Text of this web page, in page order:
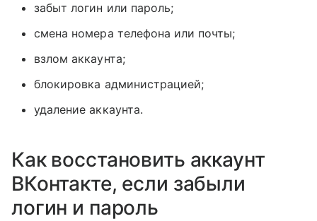
забыт логин или пароль;
смена номера телефона или почты;
взлом аккаунта;
блокировка администрацией;
удаление аккаунта.
Как восстановить аккаунт
ВКонтакте, если забыли
логин и пароль